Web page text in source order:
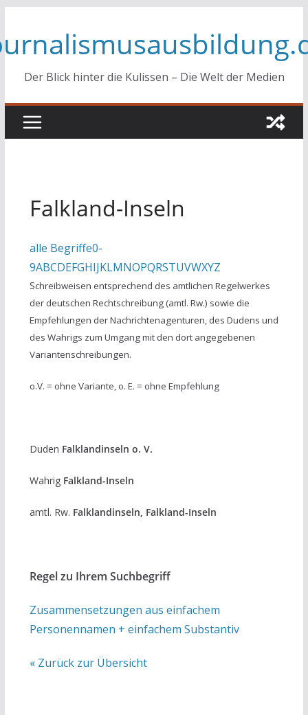
springen
Der Blick hinter die Kulissen – Die Welt der Medien
Falkland-Inseln
alle Begriffe0-
9ABCDEFGHIJKLMNOPQRSTUVWXYZ
Schreibweisen entsprechend des amtlichen Regelwerkes
der deutschen Rechtschreibung (amtl. Rw.) sowie die
Empfehlungen der Nachrichtenagenturen, des Dudens und
des Wahrigs zum Umgang mit den dort angegebenen
Variantenschreibungen.
o.V. = ohne Variante, o. E. = ohne Empfehlung
Duden Falklandinseln o. V.
Wahrig Falkland-Inseln
amtl. Rw. Falklandinseln, Falkland-Inseln
Regel zu Ihrem Suchbegriff
Zusammensetzungen aus einfachem
Personennamen + einfachem Substantiv
« Zurück zur Übersicht